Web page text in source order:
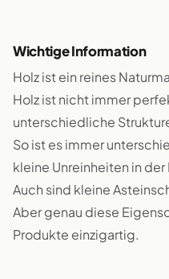
Wichtige Information
Holz ist ein reines
Holz ist nicht immer
unterschiedliche
So ist es immer
kleine Unreinheiten in
Auch sind kleine
Aber genau diese
Produkte einzigartig.